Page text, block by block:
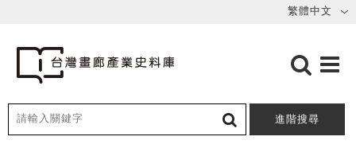
進階搜尋